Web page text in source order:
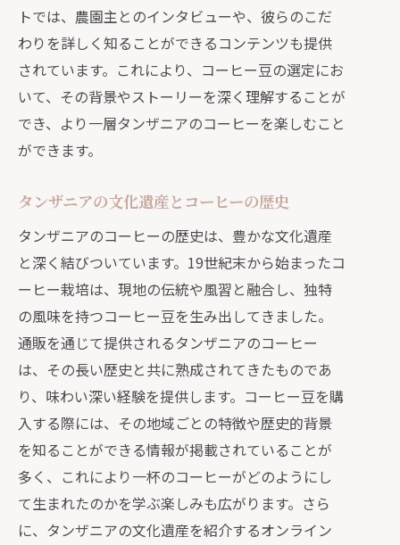
トでは、農園主とのインタビューや、彼らのこだ
わりを詳しく知ることができるコンテンツも提供
されています。これにより、コーヒー豆の選定にお
いて、その背景やストーリーを深く理解することが
でき、より一層タンザニアのコーヒーを楽しむこと
ができます。
タンザニアの文化遺産とコーヒーの歴史
タンザニアのコーヒーの歴史は、豊かな文化遺産
と深く結びついています。19世紀末から始まったコ
ーヒー栽培は、現地の伝統や風習と融合し、独特
の風味を持つコーヒー豆を生み出してきました。
通販を通じて提供されるタンザニアのコーヒー
は、その長い歴史と共に熟成されてきたものであ
り、味わい深い経験を提供します。コーヒー豆を購
入する際には、その地域ごとの特徴や歴史的背景
を知ることができる情報が掲載されていることが
多く、これにより一杯のコーヒーがどのようにし
て生まれたのかを学ぶ楽しみも広がります。さら
に、タンザニアの文化遺産を紹介するオンライン